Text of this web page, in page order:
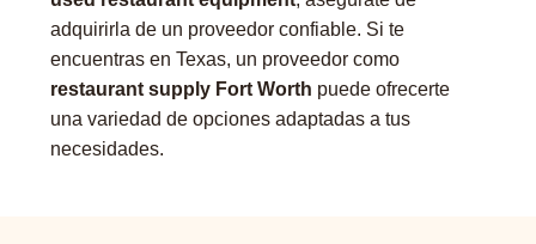
adquirirla de un proveedor confiable. Si te
encuentras en Texas, un proveedor como
restaurant supply Fort Worth puede ofrecerte
una variedad de opciones adaptadas a tus
necesidades.